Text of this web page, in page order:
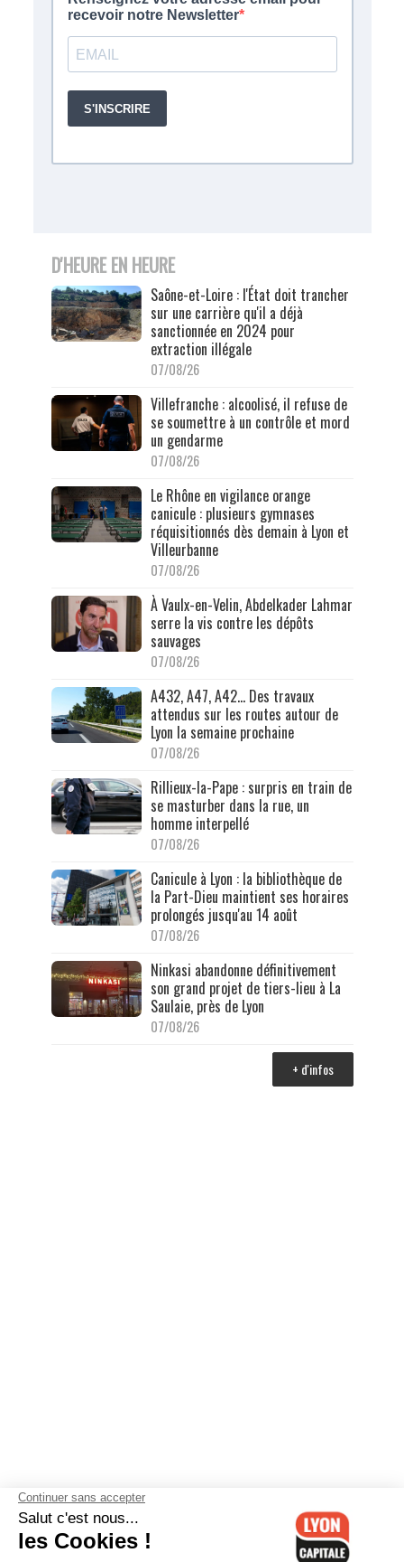
D'HEURE EN HEURE
Saône-et-Loire : l'État doit trancher
sur une carrière qu'il a déjà
sanctionnée en 2024 pour
extraction illégale
07/08/26
Villefranche : alcoolisé, il refuse de
se soumettre à un contrôle et mord
un gendarme
07/08/26
Le Rhône en vigilance orange
canicule : plusieurs gymnases
réquisitionnés dès demain à Lyon et
Villeurbanne
07/08/26
À Vaulx-en-Velin, Abdelkader Lahmar
serre la vis contre les dépôts
sauvages
07/08/26
A432, A47, A42… Des travaux
attendus sur les routes autour de
Lyon la semaine prochaine
07/08/26
Rillieux-la-Pape : surpris en train de
se masturber dans la rue, un
homme interpellé
07/08/26
Canicule à Lyon : la bibliothèque de
la Part-Dieu maintient ses horaires
prolongés jusqu'au 14 août
07/08/26
Ninkasi abandonne définitivement
son grand projet de tiers-lieu à La
Saulaie, près de Lyon
07/08/26
+ d'infos